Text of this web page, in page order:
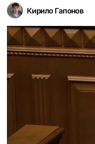
Кирило Гапонов